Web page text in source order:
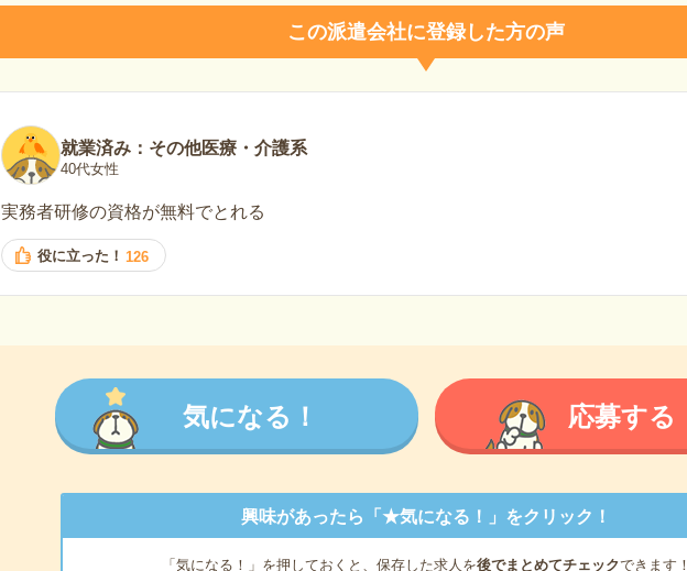
この派遣会社に登録した方の声
就業済み：その他医療・介護系
40代女性
実務者研修の資格が無料でとれる
役に立った！ 126
気になる！ 応募する
興味があったら「★気になる！」をクリック！
「気になる！」を押しておくと、保存した求人を後でまとめてチェックできます！